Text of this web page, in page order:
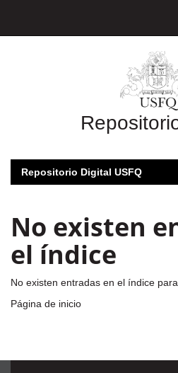
Repositorio Digital USFQ
No existen
el índice
No existen entradas en el índice
Página de inicio